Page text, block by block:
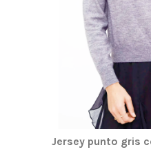
Jersey punto gris